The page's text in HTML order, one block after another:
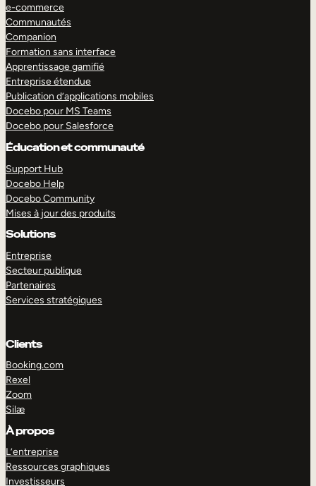
e-commerce
Communautés
Companion
Formation sans interface
Apprentissage gamifié
Entreprise étendue
Publication d’applications mobiles
Docebo pour MS Teams
Docebo pour Salesforce
Éducation et communauté
Support Hub
Docebo Help
Docebo Community
Mises à jour des produits
Solutions
Entreprise
Secteur publique
Partenaires
Services stratégiques
Clients
Booking.com
Rexel
Zoom
Silæ
À propos
L’entreprise
Ressources graphiques
Investisseurs